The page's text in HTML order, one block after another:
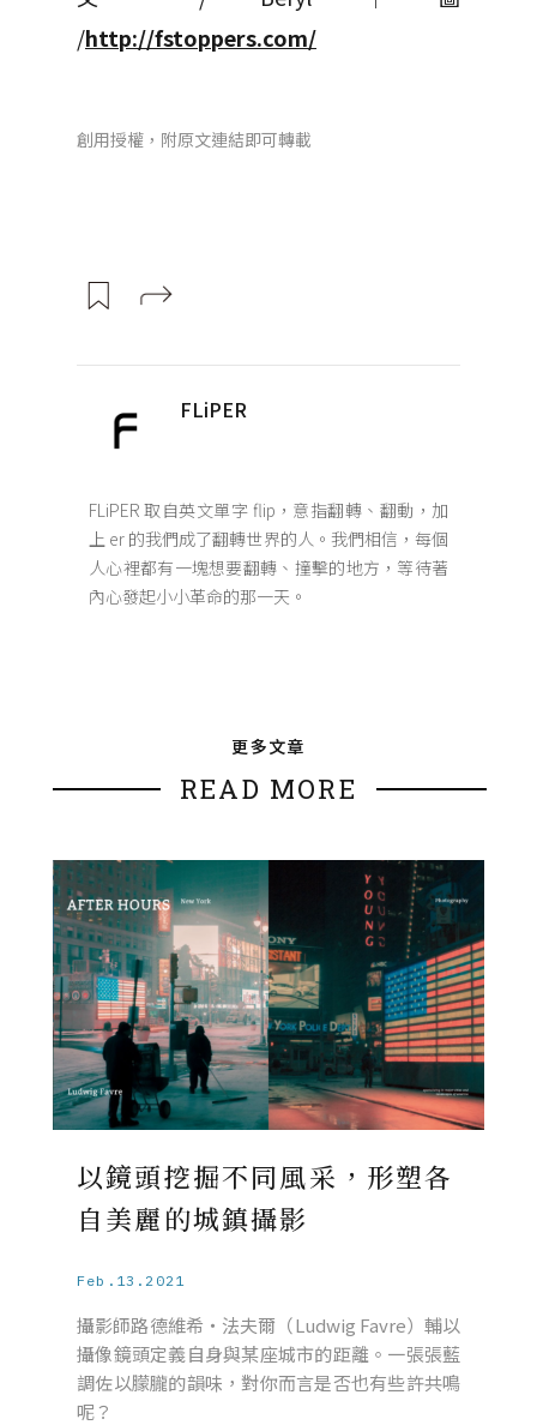
/http://fstoppers.com/
創用授權，附原文連結即可轉載
FLiPER
FLiPER 取自英文單字 flip，意指翻轉、翻動，加
上 er 的我們成了翻轉世界的人。我們相信，每個
人心裡都有一塊想要翻轉、撞擊的地方，等待著
內心發起小小革命的那一天。
更多文章
READ MORE
以鏡頭挖掘不同風采，形塑各
自美麗的城鎮攝影
Feb.13.2021
攝影師路德維希・法夫爾（Ludwig Favre）輔以
攝像鏡頭定義自身與某座城市的距離。一張張藍
調佐以朦朧的韻味，對你而言是否也有些許共鳴
呢？